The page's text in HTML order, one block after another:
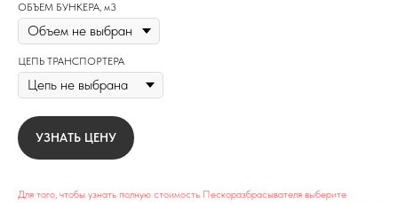
ОБЪЕМ БУНКЕРА, м3
ЦЕПЬ ТРАНСПОРТЕРА
УЗНАТЬ ЦЕНУ
Для того, чтобы узнать полную стоимость Пескоразбрасывателя выберите